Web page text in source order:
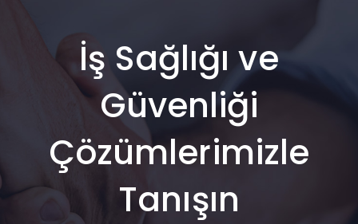
İş Sağlığı ve
Güvenliği
Çözümlerimizle
Tanışın